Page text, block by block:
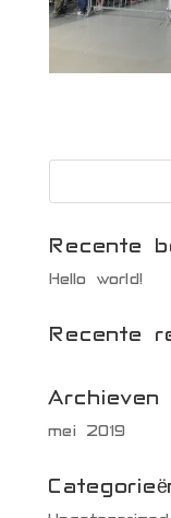
Recente
Hello world!
Recente
Archieven
mei 2019